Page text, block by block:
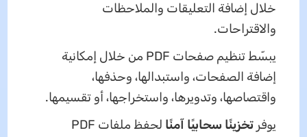
خلال إضافة التعليقات والملاحظات
والاقتراحات.
يبسّط تنظيم صفحات PDF من خلال إمكانية
إضافة الصفحات، واستبدالها، وحذفها،
واقتصاصها، وتدويرها، واستخراجها، أو تقسيمها.
يوفر تخزينًا سحابيًا آمنًا
لحفظ ملفات PDF